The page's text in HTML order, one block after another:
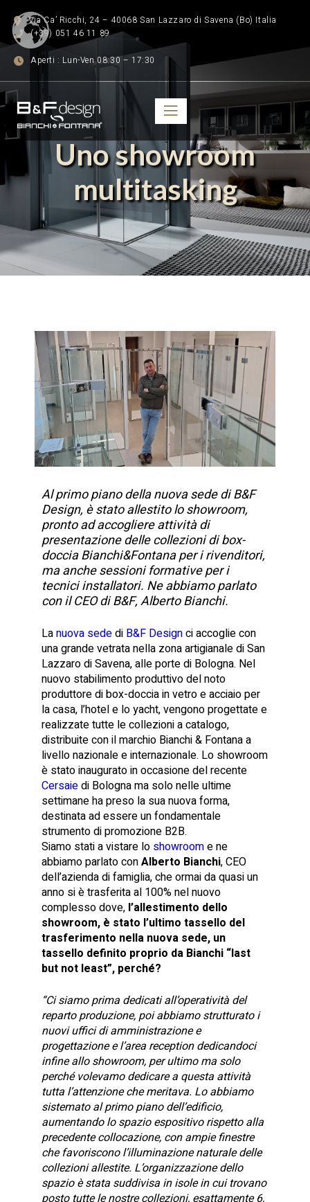
Via Ca’ Ricchi, 24 – 40068 San Lazzaro di Savena (Bo) Italia
(+39) 051 46 11 89
Aperti : Lun-Ven 08:30 – 17:30
Uno showroom
multitasking
Al primo piano della nuova sede di B&F
Design, è stato allestito lo showroom,
pronto ad accogliere attività di
presentazione delle collezioni di box-
doccia Bianchi&Fontana per i rivenditori,
ma anche sessioni formative per i
tecnici installatori. Ne abbiamo parlato
con il CEO di B&F, Alberto Bianchi.
Lanuova sededi B&F Designci accoglie con
una grande vetrata nella zona artigianale di San
Lazzaro di Savena, alle porte di Bologna. Nel
nuovo stabilimento produttivo del noto
produttore di box-doccia in vetro e acciaio per
la casa, l’hotel e lo yacht, vengono progettate e
realizzate tutte le collezioni a catalogo,
distribuite con il marchio Bianchi & Fontana a
livello nazionale e internazionale. Lo showroom
è stato inaugurato in occasione del recente
Cersaiedi Bologna ma solo nelle ultime
settimane ha preso la sua nuova forma,
destinata ad essere un fondamentale
strumento di promozione B2B.
Siamo stati a vistare lo showroome ne
abbiamo parlato conAlberto Bianchi, CEO
dell’azienda di famiglia, che ormai da quasi un
anno si è trasferita al 100% nel nuovo
complesso dove, l’allestimento dello
showroom, è stato l’ultimo tassello del
trasferimento nella nuova sede, un
tassello definito proprio da Bianchi “last
but not least”, perché?
“Ci siamo prima dedicati all’operatività del
reparto produzione, poi abbiamo strutturato i
nuovi uffici di amministrazione e
progettazione e l’area reception dedicandoci
infine allo showroom, per ultimo ma solo
perché volevamo dedicare a questa attività
tutta l’attenzione che meritava. Lo abbiamo
sistemato al primo piano dell’edificio,
aumentando lo spazio espositivo rispetto alla
precedente collocazione, con ampie finestre
che favoriscono l’illuminazione naturale delle
collezioni allestite. L’organizzazione dello
spazio è stata suddivisa in isole in cui trovano
posto tutte le nostre collezioni, esattamente 6,